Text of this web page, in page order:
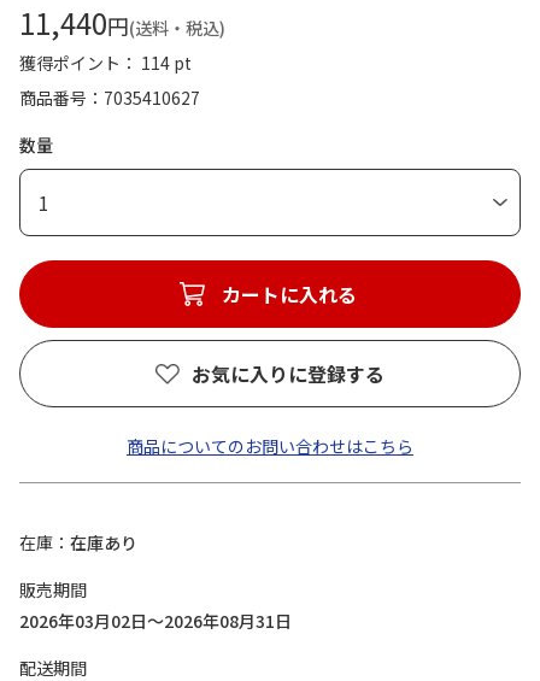
11,440円(送料・税込)
獲得ポイント： 114 pt
商品番号
7035410627
数量
1
カートに入れる
お気に入りに登録する
商品についてのお問い合わせはこちら
在庫
在庫あり
販売期間
2026年03月02日～2026年08月31日
配送期間